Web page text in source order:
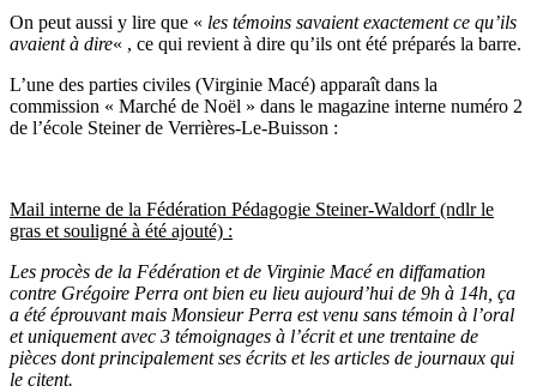
On peut aussi y lire que « les témoins savaient exactement ce qu’ils
avaient à dire« , ce qui revient à dire qu’ils ont été préparés la barre.
L’une des parties civiles (Virginie Macé) apparaît dans la
commission « Marché de Noël » dans le magazine interne numéro 2
de l’école Steiner de Verrières-Le-Buisson :
Mail interne de la Fédération Pédagogie Steiner-Waldorf (ndlr le
gras et souligné à été ajouté) :
Les procès de la Fédération et de Virginie Macé en diffamation
contre Grégoire Perra ont bien eu lieu aujourd’hui de 9h à 14h, ça
a été éprouvant mais Monsieur Perra est venu sans témoin à l’oral
et uniquement avec 3 témoignages à l’écrit et une trentaine de
pièces dont principalement ses écrits et les articles de journaux qui
le citent.